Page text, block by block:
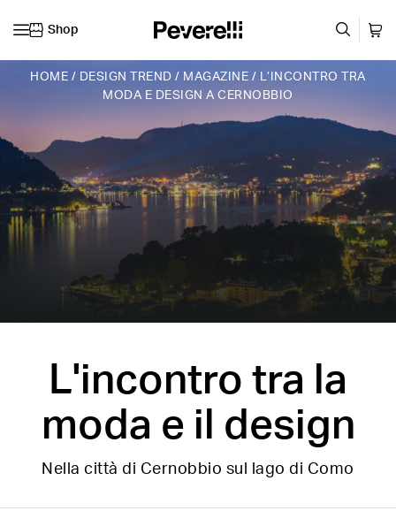
Shop
HOME / DESIGN TREND / MAGAZINE / L’INCONTRO TRA
MODA E DESIGN A CERNOBBIO
L'incontro tra la
moda e il design
Nella città di Cernobbio sul lago di Como